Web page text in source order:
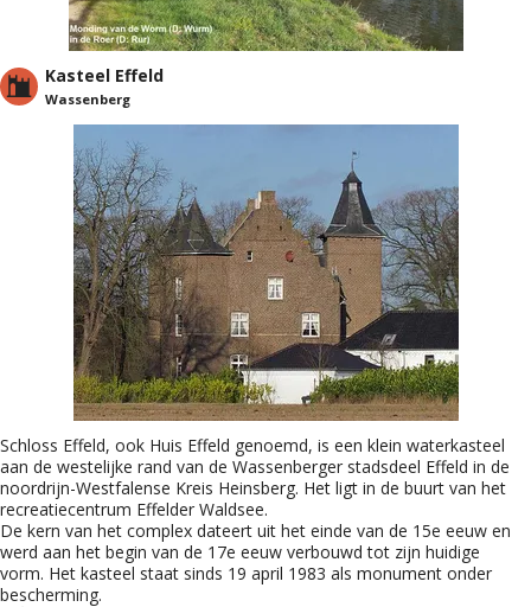
Kasteel Effeld
Wassenberg
Schloss Effeld, ook Huis Effeld genoemd, is een klein waterkasteel
aan de westelijke rand van de Wassenberger stadsdeel Effeld in de
noordrijn-Westfalense Kreis Heinsberg. Het ligt in de buurt van het
recreatiecentrum Effelder Waldsee.
De kern van het complex dateert uit het einde van de 15e eeuw en
werd aan het begin van de 17e eeuw verbouwd tot zijn huidige
vorm. Het kasteel staat sinds 19 april 1983 als monument onder
bescherming.